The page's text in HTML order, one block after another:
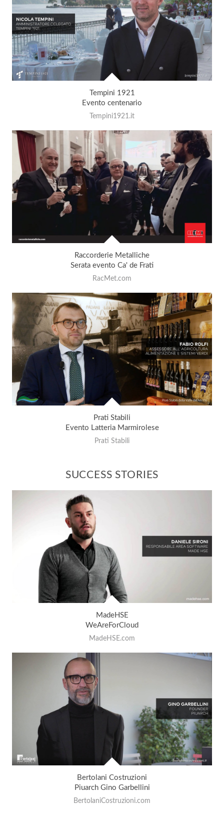
Tempini 1921
Evento centenario
Tempini1921.it
Raccorderie Metalliche
Serata evento Ca' de Frati
RacMet.com
Prati Stabili
Evento Latteria Marmirolese
Prati Stabili
SUCCESS STORIES
MadeHSE
WeAreForCloud
MadeHSE.com
Bertolani Costruzioni
Piuarch Gino Garbellini
BertolaniCostruzioni.com